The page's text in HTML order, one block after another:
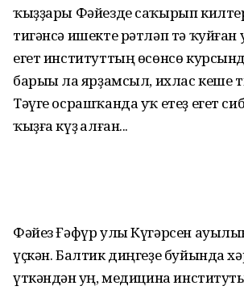
ҡыҙҙары Фәйезде саҡырып
тигәнсә ишекте рәтләп тә
егет институттың өсөнсө
барыһы ла ярҙамсыл, ихлас кеше
Тәүге осрашҡанда уҡ етеҙ егет
ҡыҙға күҙ һалған...
Фәйез Ғәфүр улы Күгәрсен
үҫкән. Балтик диңгеҙе буйында
үткәндән һуң, медицина